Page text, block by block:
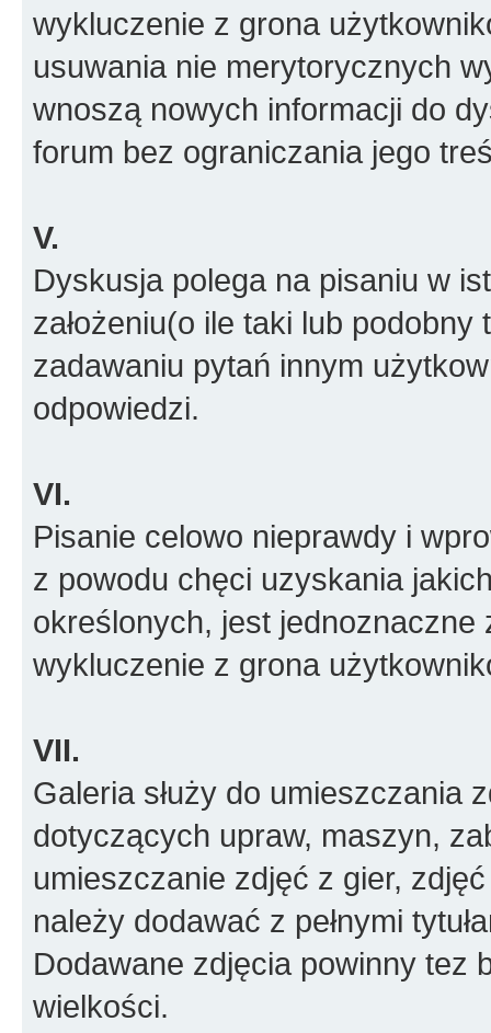
wykluczenie z grona
usuwania nie merytorycznych
wnoszą nowych informacji do
forum bez ograniczania jego
V.
Dyskusja polega na pisaniu w
założeniu(o ile taki lub
zadawaniu pytań innym
odpowiedzi.
VI.
Pisanie celowo nieprawdy i
z powodu chęci uzyskania
określonych, jest
wykluczenie z grona
VII.
Galeria służy do umieszczania
dotyczących upraw, maszyn,
umieszczanie zdjęć z gier,
należy dodawać z pełnymi
Dodawane zdjęcia powinny tez
wielkości.